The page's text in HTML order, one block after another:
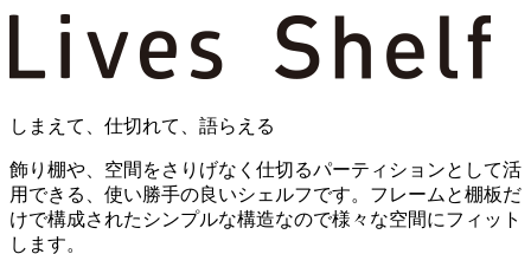
しまえて、仕切れて、語らえる
飾り棚や、空間をさりげなく仕切るパーティションとして活
用できる、使い勝手の良いシェルフです。フレームと棚板だ
けで構成されたシンプルな構造なので様々な空間にフィット
します。